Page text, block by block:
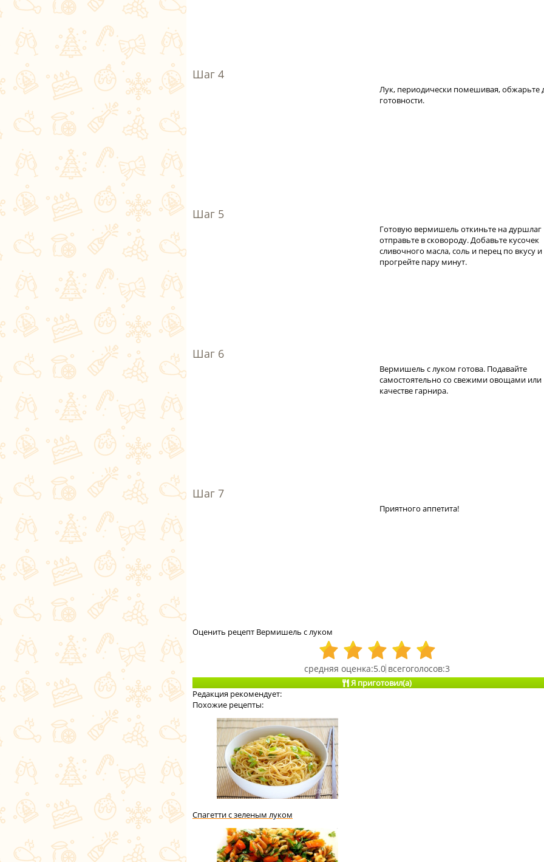
Лук, периодически помешивая, обжарьте
готовности.
Готовую вермишель откиньте на дуршлаг
отправьте в сковороду. Добавьте кусочек
сливочного масла, соль и перец по вкусу и
прогрейте пару минут.
Вермишель с луком готова. Подавайте
самостоятельно со свежими овощами или
качестве гарнира.
Приятного аппетита!
Оценить рецепт Вермишель с луком
5.0 3
Я приготовил(а)
Редакция рекомендует:
Похожие рецепты:
Спагетти с зеленым луком